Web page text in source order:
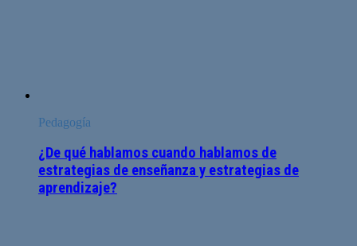
Pedagogía
¿De qué hablamos cuando hablamos de
estrategias de enseñanza y estrategias de
aprendizaje?